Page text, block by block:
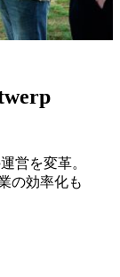
営を変革。
の効率化も